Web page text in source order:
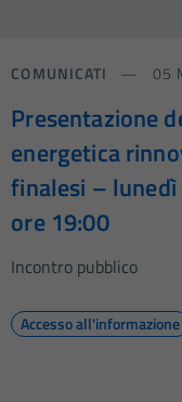
COMUNICATI 05
Presentazione
energetica
finalesi –
ore 19:00
Incontro pubblico
Accesso all'informazione